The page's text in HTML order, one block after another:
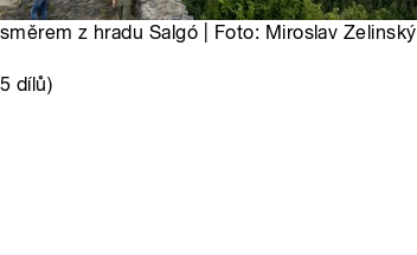
z hradu Salgó | Foto: Miroslav Zelinský
dílů)